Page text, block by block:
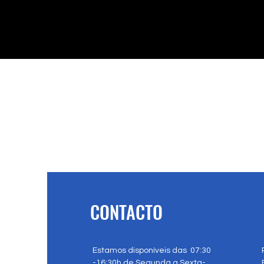
CONTACTO
Estamos disponíveis das 07:30